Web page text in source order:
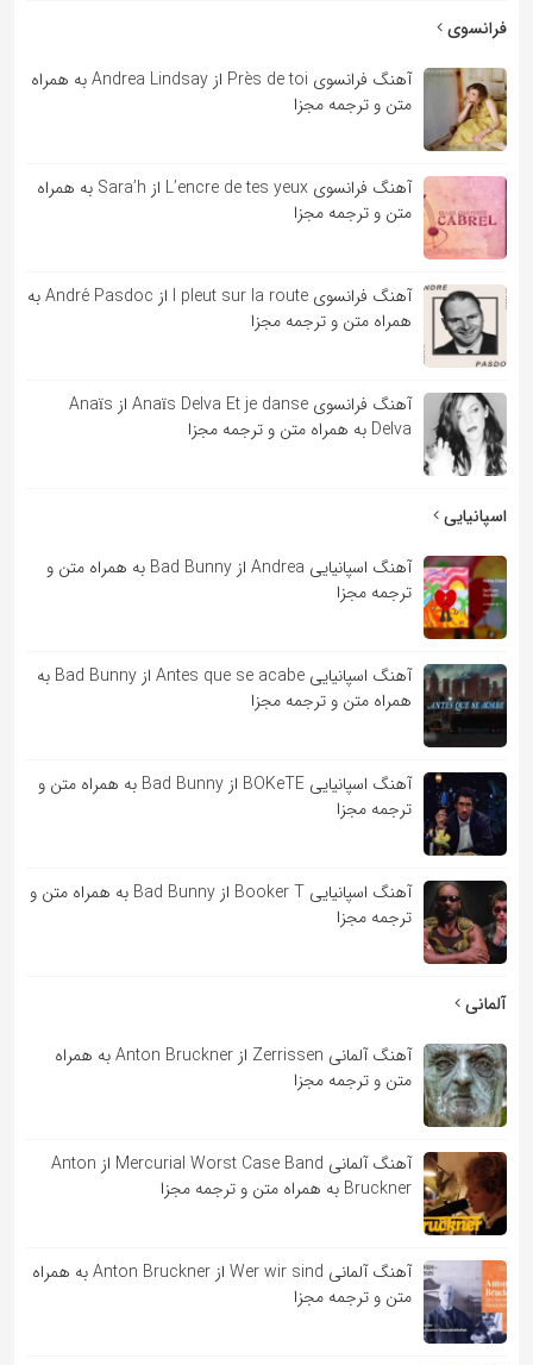
فرانسوی
آهنگ فرانسوی Près de toi از Andrea Lindsay به همراه
متن و ترجمه مجزا
آهنگ فرانسوی L’encre de tes yeux از Sara’h به همراه
متن و ترجمه مجزا
آهنگ فرانسوی l pleut sur la route از André Pasdoc به
همراه متن و ترجمه مجزا
آهنگ فرانسوی Anaïs Delva Et je danse از Anaïs
Delva به همراه متن و ترجمه مجزا
اسپانیایی
آهنگ اسپانیایی Andrea از Bad Bunny به همراه متن و
ترجمه مجزا
آهنگ اسپانیایی Antes que se acabe از Bad Bunny به
همراه متن و ترجمه مجزا
آهنگ اسپانیایی BOKeTE از Bad Bunny به همراه متن و
ترجمه مجزا
آهنگ اسپانیایی Booker T از Bad Bunny به همراه متن و
ترجمه مجزا
آلمانی
آهنگ آلمانی Zerrissen از Anton Bruckner به همراه
متن و ترجمه مجزا
آهنگ آلمانی Mercurial Worst Case Band از Anton
Bruckner به همراه متن و ترجمه مجزا
آهنگ آلمانی Wer wir sind از Anton Bruckner به همراه
متن و ترجمه مجزا